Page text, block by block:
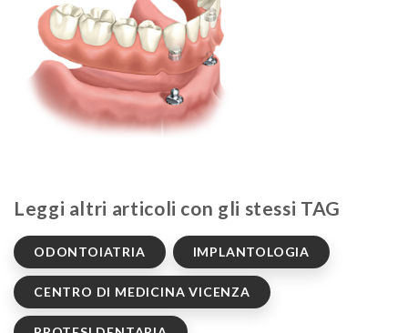
Leggi altri articoli con gli stessi TAG
ODONTOIATRIA IMPLANTOLOGIA
CENTRO DI MEDICINA VICENZA